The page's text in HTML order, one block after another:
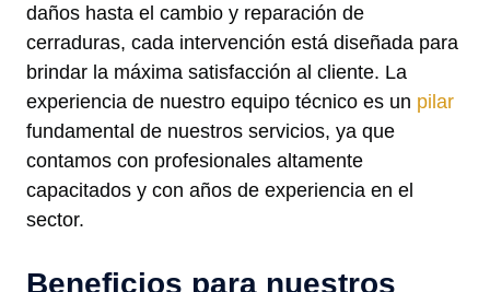
daños hasta el cambio y reparación de
cerraduras, cada intervención está diseñada para
brindar la máxima satisfacción al cliente. La
experiencia de nuestro equipo técnico es un pilar
fundamental de nuestros servicios, ya que
contamos con profesionales altamente
capacitados y con años de experiencia en el
sector.
Beneficios para nuestros